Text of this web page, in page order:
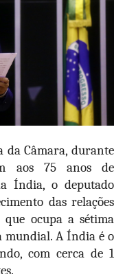
Câmara, durante
aos 75 anos de
Índia, o deputado
das relações
ocupa a sétima
mundial. A Índia é o
com cerca de 1